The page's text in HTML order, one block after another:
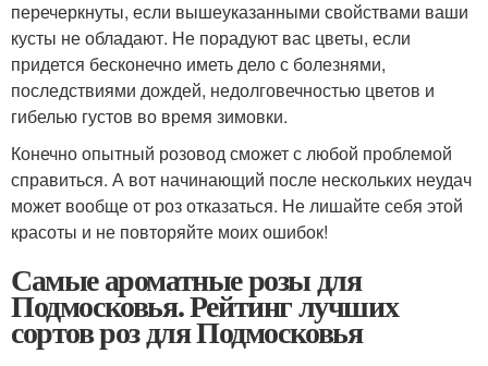
перечеркнуты, если вышеуказанными свойствами ваши
кусты не обладают. Не порадуют вас цветы, если
придется бесконечно иметь дело с болезнями,
последствиями дождей, недолговечностью цветов и
гибелью густов во время зимовки.
Конечно опытный розовод сможет с любой проблемой
справиться. А вот начинающий после нескольких неудач
может вообще от роз отказаться. Не лишайте себя этой
красоты и не повторяйте моих ошибок!
Самые ароматные розы для
Подмосковья. Рейтинг лучших
сортов роз для Подмосковья